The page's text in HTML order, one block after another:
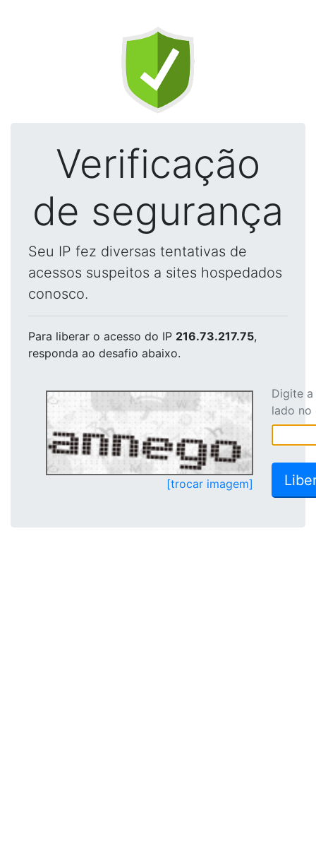
Verificação
de segurança
Seu IP fez diversas tentativas de
acessos suspeitos a sites hospedados
conosco.
Para liberar o acesso do IP 216.73.217.75,
responda ao desafio abaixo.
[trocar imagem]
Digite
lado no